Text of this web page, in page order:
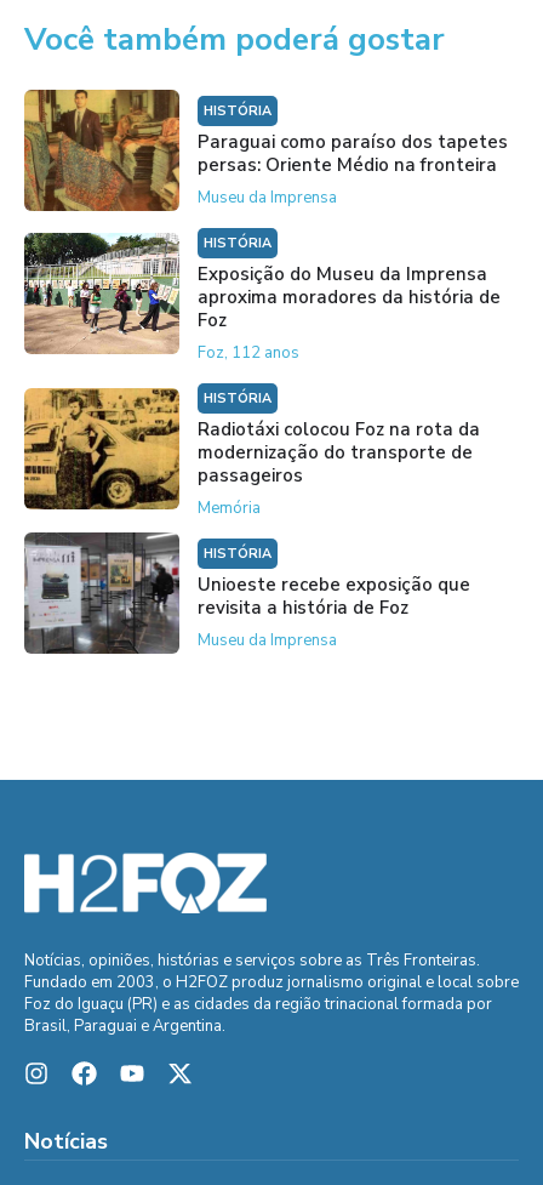
Você também poderá gostar
HISTÓRIA
Paraguai como paraíso dos tapetes
persas: Oriente Médio na fronteira
Museu da Imprensa
HISTÓRIA
Exposição do Museu da Imprensa
aproxima moradores da história de
Foz
Foz, 112 anos
HISTÓRIA
Radiotáxi colocou Foz na rota da
modernização do transporte de
passageiros
Memória
HISTÓRIA
Unioeste recebe exposição que
revisita a história de Foz
Museu da Imprensa
Notícias, opiniões, histórias e serviços sobre as Três Fronteiras.
Fundado em 2003, o H2FOZ produz jornalismo original e local sobre
Foz do Iguaçu (PR) e as cidades da região trinacional formada por
Brasil, Paraguai e Argentina.
Notícias